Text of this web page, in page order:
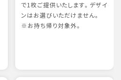
で1枚ご提供いたします。デザイ
ンはお選びいただけません。
※お持ち帰り対象外。